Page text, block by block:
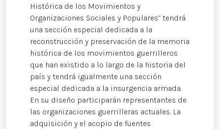
Histórica de los Movimientos y
Organizaciones Sociales y Populares” tendrá
una sección especial dedicada a la
reconstrucción y preservación de la memoria
histórica de los movimientos guerrilleros
que han existido a lo largo de la historia del
país y tendrá igualmente una sección
especial dedicada a la insurgencia armada.
En su diseño participarán representantes de
las organizaciones guerrilleras actuales. La
adquisición y el acopio de fuentes